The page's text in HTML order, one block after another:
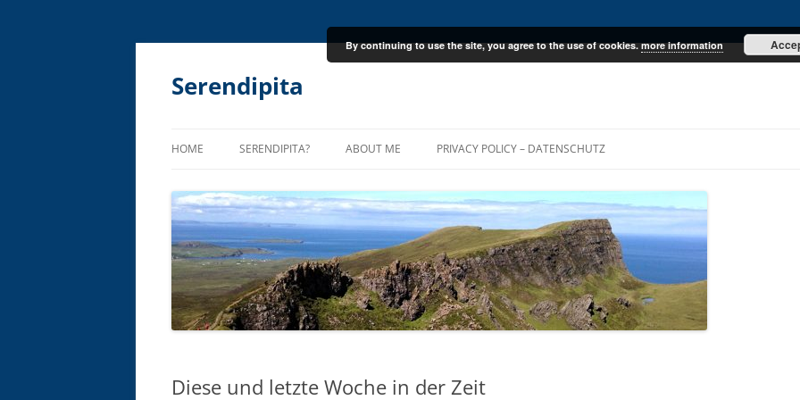
Skip
Serendipita
HOME SERENDIPITA? ABOUT ME PRIVACY POLICY – DATENSCHUTZ
Diese und letzte Woche in der Zeit
By continuing to use the site, you agree to the use of cookies.more information